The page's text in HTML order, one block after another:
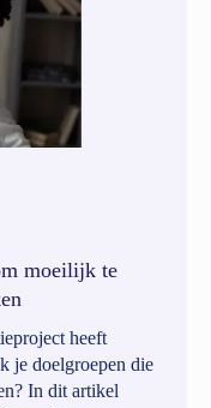
moeilijk te
heeft
je doelgroepen die
In dit artikel